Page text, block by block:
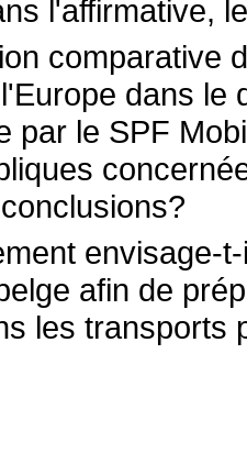
l'affirmative,
comparative
dans le
par le SPF
envisage-
afin de
les transports